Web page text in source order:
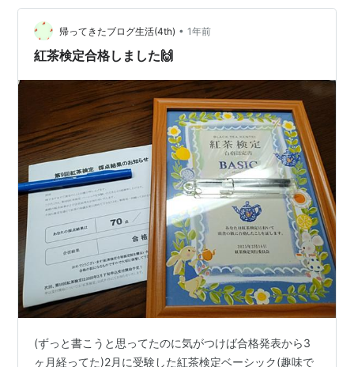
通じて新たな価値を創造する、日販セグモ株式会社の決
算を読み解き、その事業戦略と成長性に迫ります。 …
帰ってきたブログ生活(4th) • 1年前
紅茶検定合格しました🙌
(ずっと書こうと思ってたのに気がつけば合格発表から3
ヶ月経ってた)2月に受験した紅茶検定ベーシック(趣味で